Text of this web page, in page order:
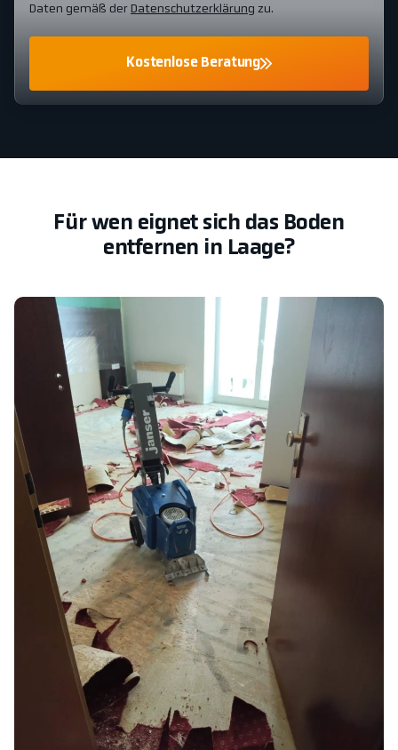
Daten gemäß der Datenschutzerklärung zu.
Kostenlose Beratung
Für wen eignet sich das Boden
entfernen in Laage?